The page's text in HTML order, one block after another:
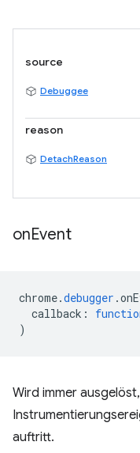
source
Debuggee
reason
DetachReason
onEvent
chrome.debugger .
callback :
)
Wird immer
auftritt.